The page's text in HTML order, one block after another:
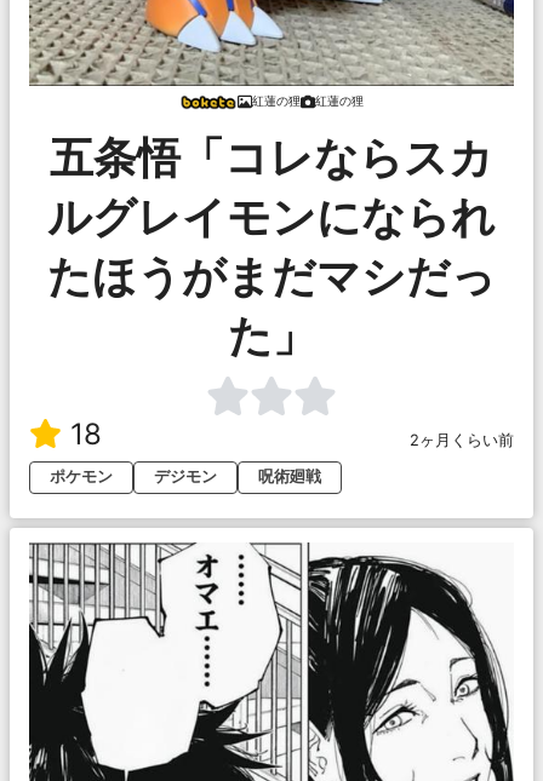
紅蓮の狸 紅蓮の狸
五条悟「コレならスカ
ルグレイモンになられ
たほうがまだマシだっ
た」
18
2ヶ月くらい前
ポケモン
デジモン 呪術廻戦